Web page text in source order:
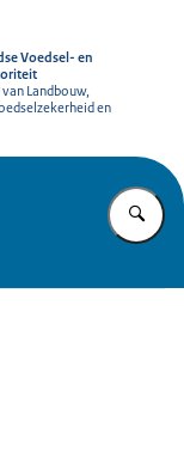
Voedsel- en
Landbouw,
en